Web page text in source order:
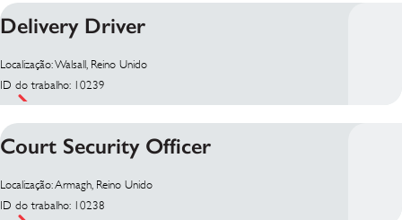
Delivery Driver
Localização: Walsall, Reino Unido
ID do trabalho: 10239
Court Security Officer
Localização: Armagh, Reino Unido
ID do trabalho: 10238